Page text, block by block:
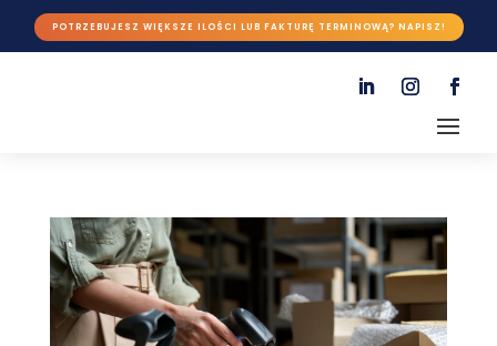
POTRZEBUJESZ WIĘKSZE ILOŚCI LUB FAKTURĘ TERMINOWĄ? NAPISZ!